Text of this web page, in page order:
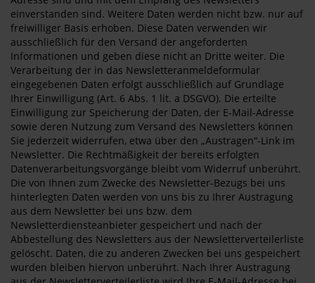
einverstanden sind. Weitere Daten werden nicht bzw. nur auf
freiwilliger Basis erhoben. Diese Daten verwenden wir
ausschließlich für den Versand der angeforderten
Informationen und geben diese nicht an Dritte weiter. Die
Verarbeitung der in das Newsletteranmeldeformular
eingegebenen Daten erfolgt ausschließlich auf Grundlage
Ihrer Einwilligung (Art. 6 Abs. 1 lit. a DSGVO). Die erteilte
Einwilligung zur Speicherung der Daten, der E-Mail-Adresse
sowie deren Nutzung zum Versand des Newsletters können
Sie jederzeit widerrufen, etwa über den „Austragen“-Link im
Newsletter. Die Rechtmäßigkeit der bereits erfolgten
Datenverarbeitungsvorgänge bleibt vom Widerruf unberührt.
Die von Ihnen zum Zwecke des Newsletter-Bezugs bei uns
hinterlegten Daten werden von uns bis zu Ihrer Austragung
aus dem Newsletter bei uns bzw. dem
Newsletterdiensteanbieter gespeichert und nach der
Abbestellung des Newsletters aus der Newsletterverteilerliste
gelöscht. Daten, die zu anderen Zwecken bei uns gespeichert
wurden bleiben hiervon unberührt. Nach Ihrer Austragung